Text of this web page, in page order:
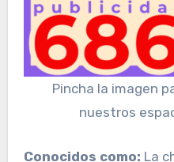
Pincha la imagen
nuestros
Conocidos como: La